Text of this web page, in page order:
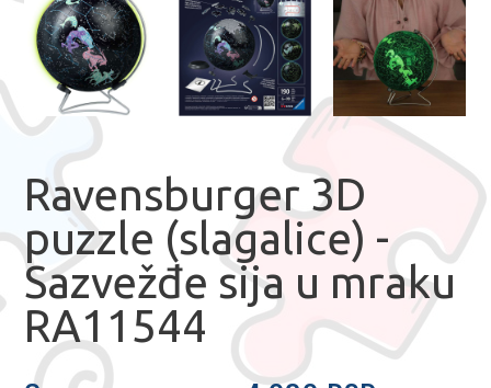
Ravensburger 3D
puzzle (slagalice) -
Sazvežđe sija u mraku
RA11544